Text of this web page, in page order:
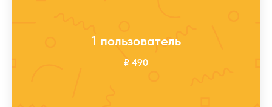
1 пользователь
₽ 490